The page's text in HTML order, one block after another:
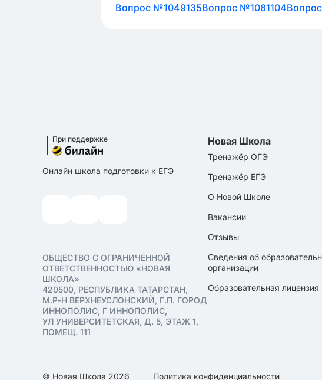
Вопрос №1049135Вопрос №1081104
При поддержке
Онлайн школа подготовки к ЕГЭ
ОБЩЕСТВО С ОГРАНИЧЕННОЙ
ОТВЕТСТВЕННОСТЬЮ «НОВАЯ
ШКОЛА»
420500, РЕСПУБЛИКА ТАТАРСТАН,
М.Р-Н ВЕРХНЕУСЛОНСКИЙ, Г.П. ГОРОД
ИННОПОЛИС, Г ИННОПОЛИС,
УЛ УНИВЕРСИТЕТСКАЯ, Д. 5, ЭТАЖ 1,
ПОМЕЩ. 111
Новая Школа
Тренажёр ОГЭ
Тренажёр ЕГЭ
О Новой Школе
Вакансии
Отзывы
Сведения об
организации
Образовательная лицензия
© Новая Школа 2026 Политика конфиденциальности